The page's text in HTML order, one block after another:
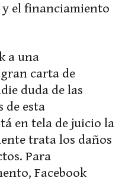
y el financiamiento
a una
carta de
duda de las
de esta
en tela de juicio la
trata los daños
Para
Facebook